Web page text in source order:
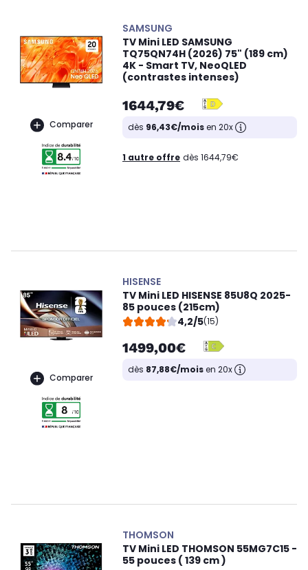
Comparer
SAMSUNG
TV Mini LED SAMSUNG
TQ75QN74H (2026) 75" (189 cm)
4K - Smart TV, NeoQLED
(contrastes intenses)
1644,79€
dès 96,43€/moisen 20x
1 autre offre dès 1644,79€
Comparer
HISENSE
TV Mini LED HISENSE 85U8Q 2025-
85 pouces (215cm)
4,2/5(15)
1499,00€
dès 87,88€/moisen 20x
THOMSON
TV Mini LED THOMSON 55MG7C15 -
55 pouces ( 139 cm )